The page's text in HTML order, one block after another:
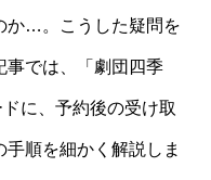
か…。こうした疑問を
事では、「劇団四季
に、予約後の受け取
順を細かく解説しま